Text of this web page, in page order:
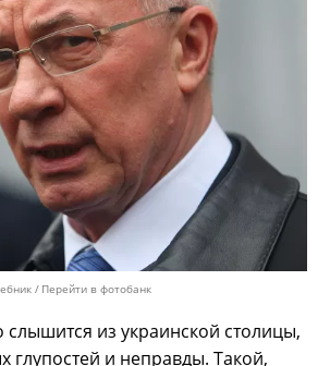
Перейти в фотобанк
слышится из украинской столицы,
глупостей и неправды. Такой,